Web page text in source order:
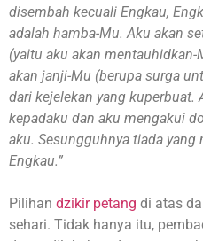
disembah kecuali Engkau,
adalah hamba-Mu. Aku akan
(yaitu aku akan
akan janji-Mu (berupa surga
dari kejelekan yang
kepadaku dan aku mengakui
aku. Sesungguhnya tiada
Engkau.”
Pilihan dzikir petang di atas
sehari. Tidak hanya itu,